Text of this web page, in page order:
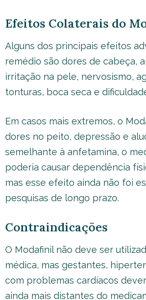
Efeitos Colaterais do
Alguns dos principais efeitos
remédio são dores de cabeça,
irritação na pele, nervosismo,
tonturas, boca seca e
Em casos mais extremos, o
dores no peito, depressão e
semelhante à anfetamina, o
poderia causar dependência
mas esse efeito ainda não foi
pesquisas de longo prazo.
Contraindicações
O Modafinil não deve ser
médica, mas gestantes,
com problemas cardíacos
ainda mais distantes do